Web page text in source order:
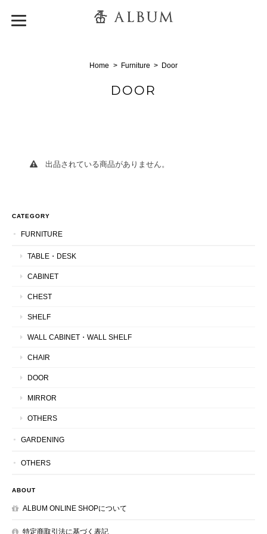
Home Furniture Door
DOOR
出品されている商品がありません。
CATEGORY
FURNITURE
TABLE・DESK
CABINET
CHEST
SHELF
WALL CABINET・WALL SHELF
CHAIR
DOOR
MIRROR
OTHERS
GARDENING
OTHERS
ABOUT
ALBUM ONLINE SHOPについて
特定商取引法に基づく表記